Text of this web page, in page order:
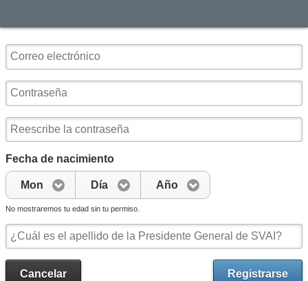
Fecha de nacimiento
Mon Día Año
No mostraremos tu edad sin tu permiso.
Registrarse
Cancelar